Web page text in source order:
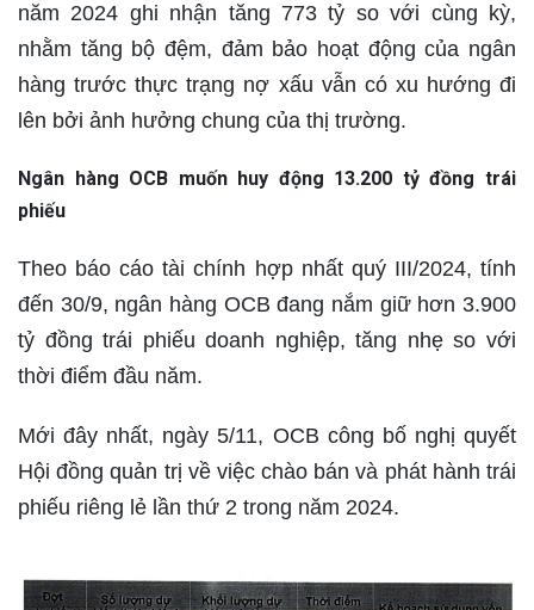
năm 2024 ghi nhận tăng 773 tỷ so với cùng kỳ,
nhằm tăng bộ đệm, đảm bảo hoạt động của ngân
hàng trước thực trạng nợ xấu vẫn có xu hướng đi
lên bởi ảnh hưởng chung của thị trường.
Ngân hàng OCB muốn huy động 13.200 tỷ đồng trái
phiếu
Theo báo cáo tài chính hợp nhất quý III/2024, tính
đến 30/9, ngân hàng OCB đang nắm giữ hơn 3.900
tỷ đồng trái phiếu doanh nghiệp, tăng nhẹ so với
thời điểm đầu năm.
Mới đây nhất, ngày 5/11, OCB công bố nghị quyết
Hội đồng quản trị về việc chào bán và phát hành trái
phiếu riêng lẻ lần thứ 2 trong năm 2024.